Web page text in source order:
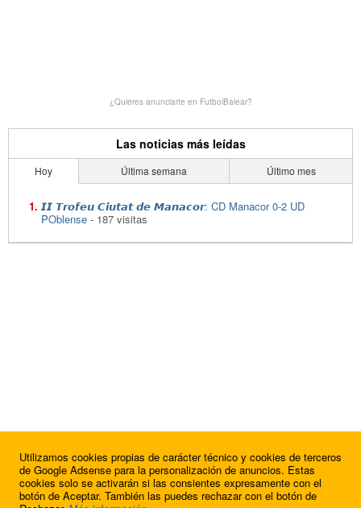
¿Quieres anunciarte en FutbolBalear?
Las noticias más leídas
Hoy Última semana Último mes
𝙄𝙄 𝙏𝙧𝙤𝙛𝙚𝙪 𝘾𝙞𝙪𝙩𝙖𝙩 𝙙𝙚 𝙈𝙖𝙣𝙖𝙘𝙤𝙧: CD Manacor 0-2 UD
POblense - 187 visitas
Utilizamos cookies propias de carácter técnico y cookies de terceros
de Google Adsense para la personalización de anuncios. Estas
cookies solo se activarán si las consientes expresamente con el
botón de Aceptar. También las puedes rechazar con el botón de